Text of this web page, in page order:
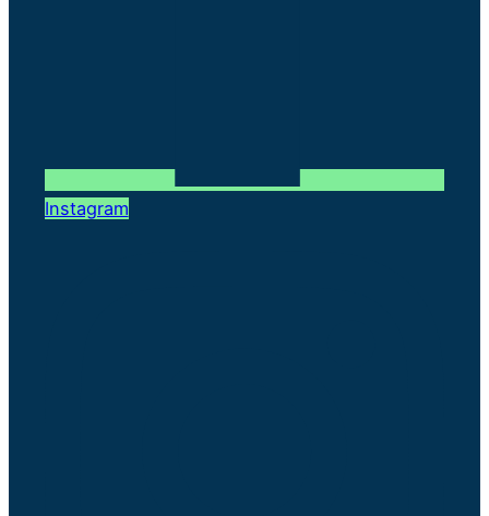
Instagram